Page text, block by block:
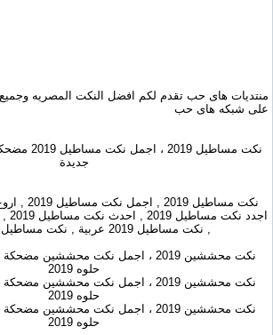
منتديات هاى حب تقدم لكم افضل النكت المصريه
على شبكه هاى حب
جديدة
, نكت مساطيل 2019 عربية , نكت مساطيل 2019 مصرية
حلوه 2019
حلوه 2019
حلوه 2019